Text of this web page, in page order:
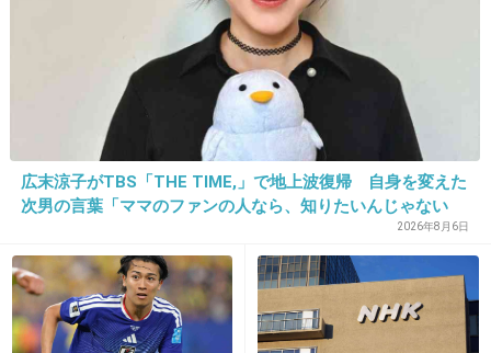
うち２人は逮捕された経験あるとか草
3件の返信
+50 -12
30. 匿名2025/11/30(日) 23:15:01
もう10年もたったんだ、、
広末涼子がTBS「THE TIME,」で地上波復帰 自身を変えた
次男の言葉「ママのファンの人なら、知りたいんじゃない
2026年8月6日